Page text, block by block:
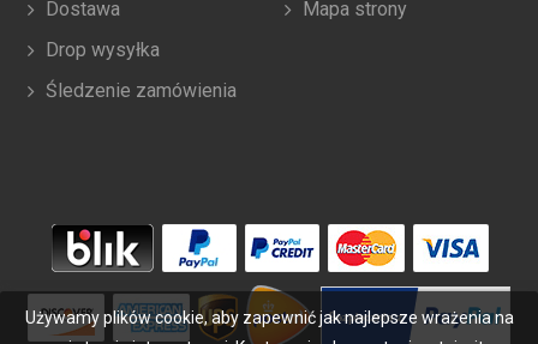
Dostawa
Drop wysyłka
Śledzenie zamówienia
Mapa strony
Używamy plików cookie, aby zapewnić jak najlepsze wrażenia na